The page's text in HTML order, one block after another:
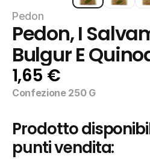
Pedon
Pedon, I
Bulgur E
1,65 €
Confezione 250 G
Prodotto
punti vendita: